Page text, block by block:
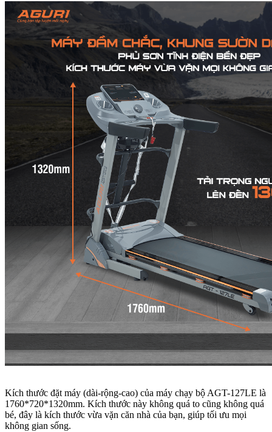
Kích thước đặt máy (dài-rộng-cao) của máy chạy bộ AGT-127LE là
1760*720*1320mm. Kích thước này không quá to cũng không quá
bé, đây là kích thước vừa vặn căn nhà của bạn, giúp tối ưu mọi
không gian sống.